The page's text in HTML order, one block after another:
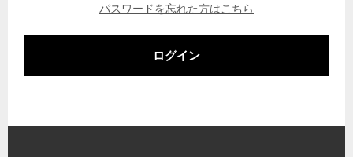
パスワードを忘れた方はこちら
ログイン